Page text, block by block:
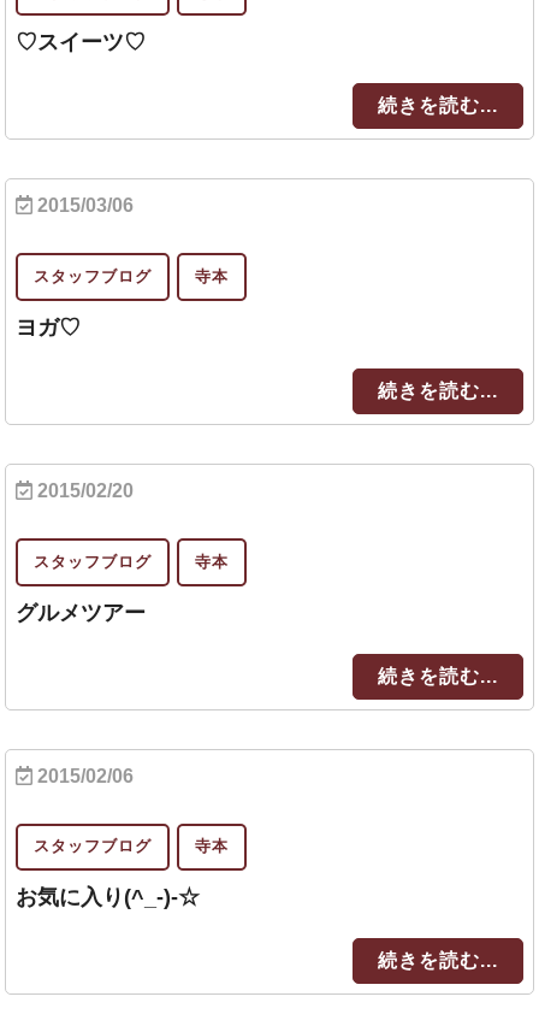
♡スイーツ♡
続きを読む...
2015/03/06
スタッフブログ 寺本
ヨガ♡
続きを読む...
2015/02/20
スタッフブログ 寺本
グルメツアー
続きを読む...
2015/02/06
スタッフブログ 寺本
お気に入り(^_-)-☆
続きを読む...